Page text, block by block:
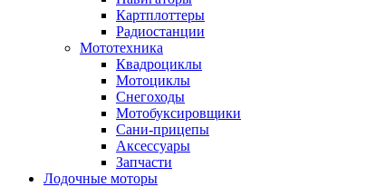
Картплоттеры
Радиостанции
Мототехника
Квадроциклы
Мотоциклы
Снегоходы
Мотобуксировщики
Сани-прицепы
Аксессуары
Запчасти
Лодочные моторы